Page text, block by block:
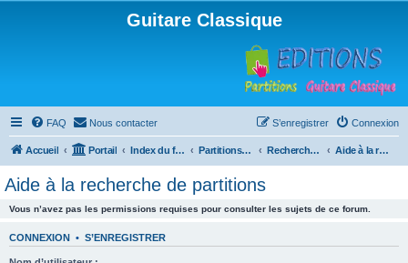
Guitare Classique
FAQ Nous contacter Connexion
S’enregistrer
Accueil Portail Index du forum Partitions pour guitare en libre téléchargement Recherche de ressources musicales Aide à la recherche de partitions
Aide à la recherche de partitions
Vous n’avez pas les permissions requises pour consulter les sujets de ce forum.
CONNEXION • S’ENREGISTRER